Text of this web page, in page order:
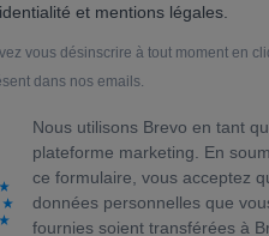
et mentions légales.
vous désinscrire à tout moment en
dans nos emails.
Nous utilisons Brevo en tant
plateforme marketing. En
ce formulaire, vous acceptez
données personnelles que
fournies soient transférées à